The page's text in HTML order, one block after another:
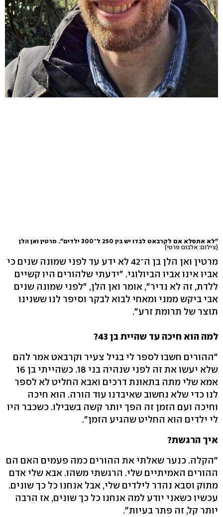
''לא אתפלא אם לקרבאט לבדו יש בין 250 ל־300 ילדים''. מרטין ואן הלן
(צילום: אלבום פרטי)
מרטין ואן הלן בן ה־42 לא ידע עד לפני שמונה שנים כי
אביו אינו אביו הביולוגי. "ידעתי שלהורים היו קשיים
ללדת, זה לא נדיר", אומר ואן הלן, "לפני שמונה שנים
אבי ביקש ממני ומאחי לבוא לבקר וסיפר לנו ששנינו
תוצר של תרומת זרע".
למה הוא חיכה עד שהיית בן 43?
"ההורים חשבו לספר לי בגיל צעיר וקרבאט אמר להם
שלא יעשו את זה לפני שנהיה בני 18. כשהייתי בן 16
אמא שלי מתה בתאונת דרכים ואבא החליט לא לספר
לנו כדי שלא נחשוב שאיבדנו עוד הורה. הוא חיכה
וחיכה ועם הזמן זה הפך יותר קשה בשבילו. כשכבר היו
לי ילדים הוא החליט שהגיע הזמן".
איך הרגשת?
"הקלה. כנער שאלתי את ההורים כמה פעמים האם הם
ההורים האמיתיים שלי. הרגשתי משהו. אבא שלי אדם
מתוק וסבא נהדר לילדים שלי, אבל אנחנו כל כך שונים.
עכשיו כשאני יודע למה אנחנו כל כך שונים, אז הרבה
יותר קל, זה פתר בעיות".